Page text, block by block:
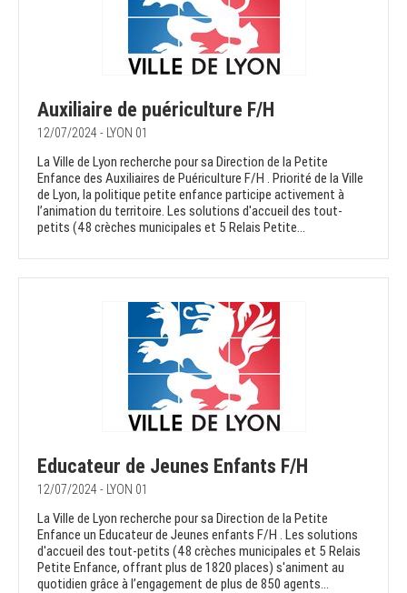
Auxiliaire de puériculture F/H
12/07/2024 - LYON 01
La Ville de Lyon recherche pour sa Direction de la Petite
Enfance des Auxiliaires de Puériculture F/H . Priorité de la Ville
de Lyon, la politique petite enfance participe activement à
l’animation du territoire. Les solutions d'accueil des tout-
petits (48 crèches municipales et 5 Relais Petite...
Educateur de Jeunes Enfants F/H
12/07/2024 - LYON 01
La Ville de Lyon recherche pour sa Direction de la Petite
Enfance un Educateur de Jeunes enfants F/H . Les solutions
d'accueil des tout-petits (48 crèches municipales et 5 Relais
Petite Enfance, offrant plus de 1820 places) s'animent au
quotidien grâce à l’engagement de plus de 850 agents...